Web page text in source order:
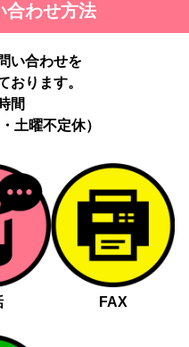
合わせ方法
い合わせを
おります。
間
土曜不定休）
FAX